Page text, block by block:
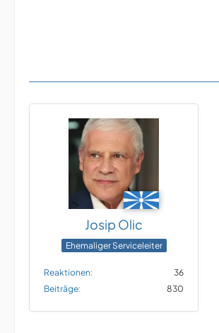
Josip Olic
Ehemaliger Serviceleiter
Reaktionen
36
Beiträge
830